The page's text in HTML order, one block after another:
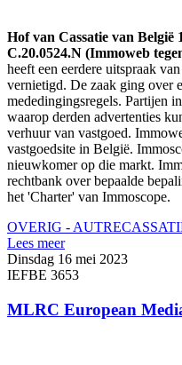
Hof van Cassatie van België
C.20.0524.N (Immoweb
heeft een eerdere uitspraak
vernietigd. De zaak ging over
mededingingsregels. Partijen
waarop derden advertenties
verhuur van vastgoed.
vastgoedsite in België.
nieuwkomer op die markt.
rechtbank over bepaalde
het 'Charter' van Immoscope.
OVERIG - AUTRE
Lees meer
Dinsdag 16 mei 2023
IEFBE 3653
MLRC European